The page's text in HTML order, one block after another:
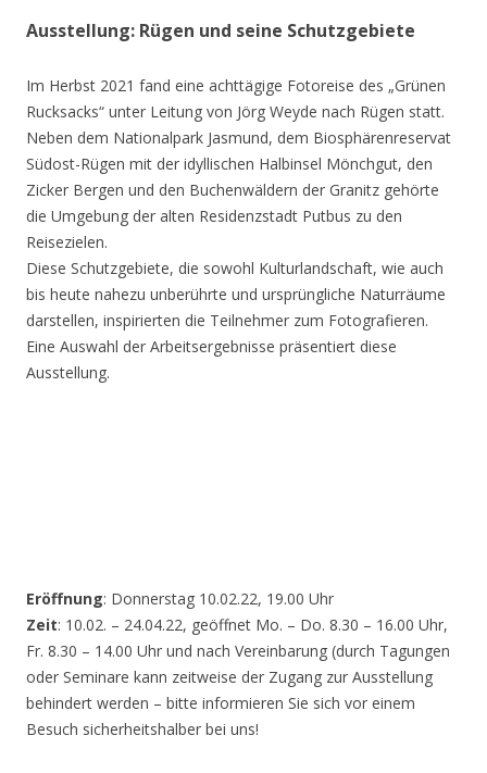
Ausstellung: Rügen und seine Schutzgebiete
Im Herbst 2021 fand eine achttägige Fotoreise des „Grünen
Rucksacks“ unter Leitung von Jörg Weyde nach Rügen statt.
Neben dem Nationalpark Jasmund, dem Biosphärenreservat
Südost-Rügen mit der idyllischen Halbinsel Mönchgut, den
Zicker Bergen und den Buchenwäldern der Granitz gehörte
die Umgebung der alten Residenzstadt Putbus zu den
Reisezielen.
Diese Schutzgebiete, die sowohl Kulturlandschaft, wie auch
bis heute nahezu unberührte und ursprüngliche Naturräume
darstellen, inspirierten die Teilnehmer zum Fotografieren.
Eine Auswahl der Arbeitsergebnisse präsentiert diese
Ausstellung.
Eröffnung: Donnerstag 10.02.22, 19.00 Uhr
Zeit: 10.02. – 24.04.22, geöffnet Mo. – Do. 8.30 – 16.00 Uhr,
Fr. 8.30 – 14.00 Uhr und nach Vereinbarung (durch Tagungen
oder Seminare kann zeitweise der Zugang zur Ausstellung
behindert werden – bitte informieren Sie sich vor einem
Besuch sicherheitshalber bei uns!